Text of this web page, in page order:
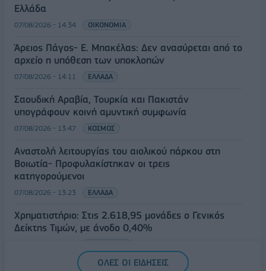
Ελλάδα
07/08/2026 - 14:34 ΟΙΚΟΝΟΜΙΑ
Άρειος Πάγος- Ε. Μπακέλας: Δεν ανασύρεται από το
αρχείο η υπόθεση των υποκλοπών
07/08/2026 - 14:11 ΕΛΛΑΔΑ
Σαουδική Αραβία, Τουρκία και Πακιστάν
υπογράφουν κοινή αμυντική συμφωνία
07/08/2026 - 13:47 ΚΟΣΜΟΣ
Αναστολή λειτουργίας του αιολικού πάρκου στη
Βοιωτία- Προφυλακίστηκαν οι τρεις
κατηγορούμενοι
07/08/2026 - 13:23 ΕΛΛΑΔΑ
Χρηματιστήριο: Στις 2.618,95 μονάδες ο Γενικός
Δείκτης Τιμών, με άνοδο 0,40%
ΟΛΕΣ ΟΙ ΕΙΔΗΣΕΙΣ